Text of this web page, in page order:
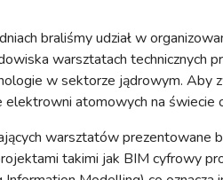
braliśmy udział w
warsztatach technicznych
w sektorze jądrowym. Aby
elektrowni atomowych na świecie
warsztatów prezentowane
takimi jak BIM cyfrowy